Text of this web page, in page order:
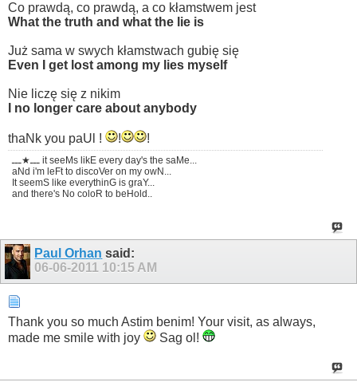
Co prawdą, co prawdą, a co kłamstwem jest
What the truth and what the lie is
Już sama w swych kłamstwach gubię się
Even I get lost among my lies myself
Nie liczę się z nikim
I no longer care about anybody
thaNk you paUl ! ! !
ـــ★ـــ it seeMs likE every day's the saMe...
aNd i'm leFt to discoVer on my owN...
It seemS like everythinG is graY...
and there's No coloR to beHold..
Paul Orhan said:
06-06-2011 10:15 AM
Thank you so much Astim benim! Your visit, as always,
made me smile with joy
Sag ol!